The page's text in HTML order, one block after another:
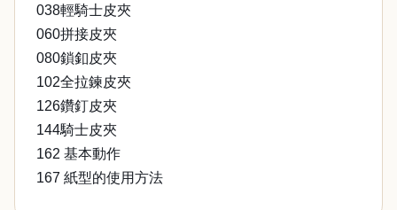
038輕騎士皮夾
060拼接皮夾
080鎖釦皮夾
102全拉鍊皮夾
126鑽釘皮夾
144騎士皮夾
162 基本動作
167 紙型的使用方法